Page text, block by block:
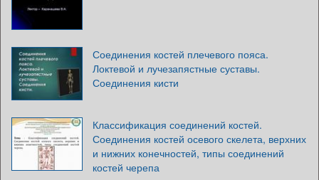
Соединения костей плечевого пояса.
Локтевой и лучезапястные суставы.
Соединения кисти
Классификация соединений костей.
Соединения костей осевого скелета, верхних
и нижних конечностей, типы соединений
костей черепа